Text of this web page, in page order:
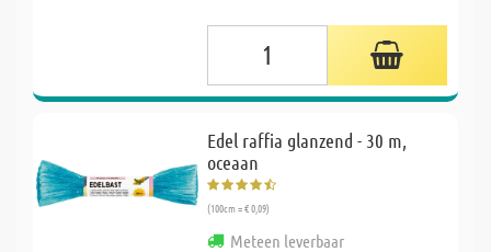
Edel raffia glanzend - 30 m,
oceaan
(100cm = € 0,09)
Meteen leverbaar